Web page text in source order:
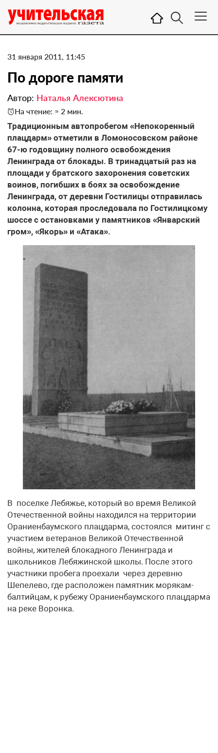
31 января 2011, 11:45
По дороге памяти
Автор: Наталья Алексютина
На чтение: ≈ 2 мин.
Традиционным автопробегом «Непокоренный
плацдарм» отметили в Ломоносовском районе
67-ю годовщину полного освобождения
Ленинграда от блокады. В тринадцатый раз на
площади у братского захоронения советских
воинов, погибших в боях за освобождение
Ленинграда, от деревни Гостилицы отправилась
колонна, которая проследовала по Гостилицкому
шоссе с остановками у памятников «Январский
гром», «Якорь» и «Атака».
В поселке Лебяжье, который во время Великой
Отечественной войны находился на территории
Ораниенбаумского плацдарма, состоялся митинг с
участием ветеранов Великой Отечественной
войны, жителей блокадного Ленинграда и
школьников Лебяжинской школы. После этого
участники пробега проехали через деревню
Шепелево, где расположен памятник морякам-
балтийцам, к рубежу Ораниенбаумского плацдарма
на реке Воронка.